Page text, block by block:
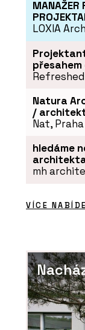
MANAŽER
LOXIA
Natura
/
Nat,
hledáme
mh
VÍCE